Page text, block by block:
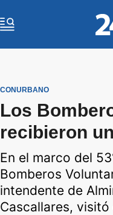
CONURBANO
Los
recibieron
En el marco del
Bomberos
intendente de
Cascallares,